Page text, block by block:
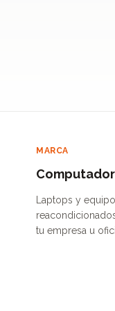
MARCA
Laptops y
tu empresa u